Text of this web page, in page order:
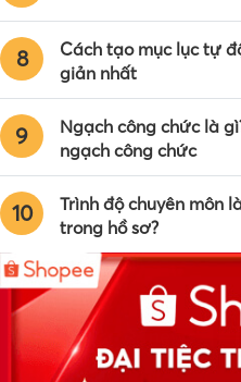
8
Cách tạo mục lục tự
giản nhất
9
Ngạch công chức là
ngạch công chức
10
Trình độ chuyên môn
trong hồ sơ?